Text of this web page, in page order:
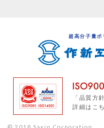
超高分子量ポ
「品質方
詳細はこ